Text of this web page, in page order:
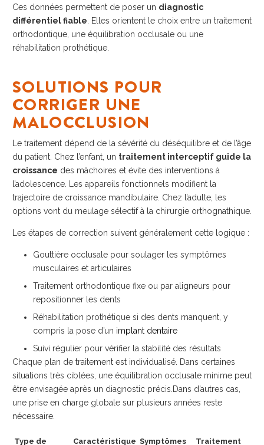
Ces données permettent de poser un diagnostic
différentiel fiable. Elles orientent le choix entre un traitement
orthodontique, une équilibration occlusale ou une
réhabilitation prothétique.
SOLUTIONS POUR
CORRIGER UNE
MALOCCLUSION
Le traitement dépend de la sévérité du déséquilibre et de l’âge
du patient. Chez l’enfant, un traitement interceptif guide la
croissance des mâchoires et évite des interventions à
l’adolescence. Les appareils fonctionnels modifient la
trajectoire de croissance mandibulaire. Chez l’adulte, les
options vont du meulage sélectif à la chirurgie orthognathique.
Les étapes de correction suivent généralement cette logique :
Gouttière occlusale pour soulager les symptômes
musculaires et articulaires
Traitement orthodontique fixe ou par aligneurs pour
repositionner les dents
Réhabilitation prothétique si des dents manquent, y
compris la pose d’un implant dentaire
Suivi régulier pour vérifier la stabilité des résultats
Chaque plan de traitement est individualisé. Dans certaines
situations très ciblées, une équilibration occlusale minime peut
être envisagée après un diagnostic précis.Dans d’autres cas,
une prise en charge globale sur plusieurs années reste
nécessaire.
Type de
Caractéristique Symptômes
Traitement